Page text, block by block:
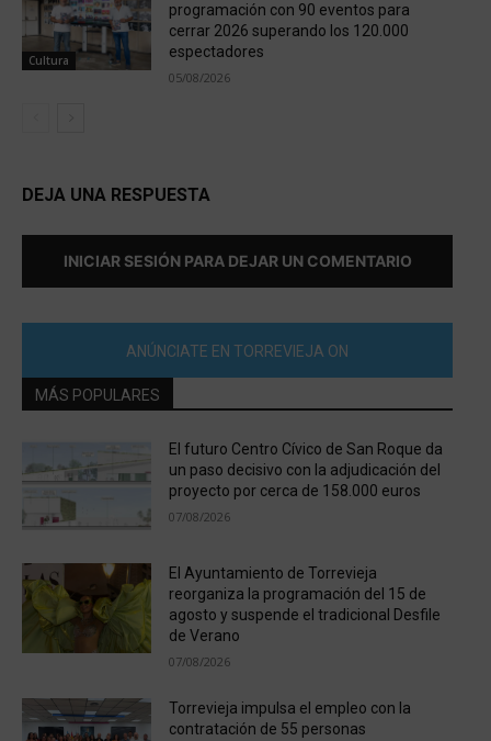
Cultura
programación con 90 eventos para
cerrar 2026 superando los 120.000
espectadores
05/08/2026
DEJA UNA RESPUESTA
INICIAR SESIÓN PARA DEJAR UN COMENTARIO
ANÚNCIATE EN TORREVIEJA ON
MÁS POPULARES
El futuro Centro Cívico de San Roque da
un paso decisivo con la adjudicación del
proyecto por cerca de 158.000 euros
07/08/2026
El Ayuntamiento de Torrevieja
reorganiza la programación del 15 de
agosto y suspende el tradicional Desfile
de Verano
07/08/2026
Torrevieja impulsa el empleo con la
contratación de 55 personas